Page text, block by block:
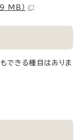
MB）
できる種目はありま